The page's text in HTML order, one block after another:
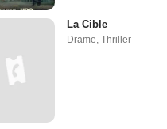
La Cible
Drame Thriller